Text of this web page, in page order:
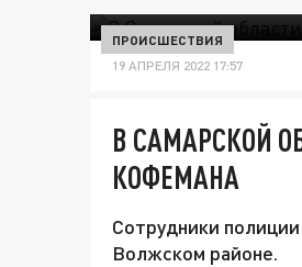
ПРОИСШЕСТВИЯ
19 АПРЕЛЯ 2022 17:57
В САМАРСКОЙ
КОФЕМАНА
Сотрудники
Волжском районе.